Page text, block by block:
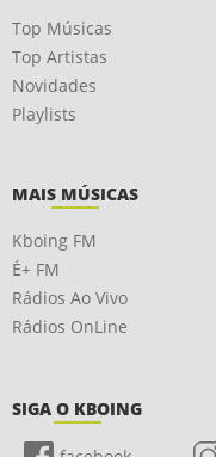
Top Músicas
Top Artistas
Novidades
Playlists
MAIS MÚSICAS
Kboing FM
É+ FM
Rádios Ao Vivo
Rádios OnLine
SIGA O KBOING